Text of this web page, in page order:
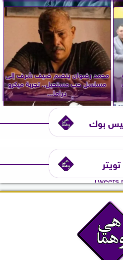
محمد رضوان ينضم ضيف شرف إلى
مسلسل حب مستحيل.. تجربة ميكرو
دراما...
بوك
تويتر
Tweets